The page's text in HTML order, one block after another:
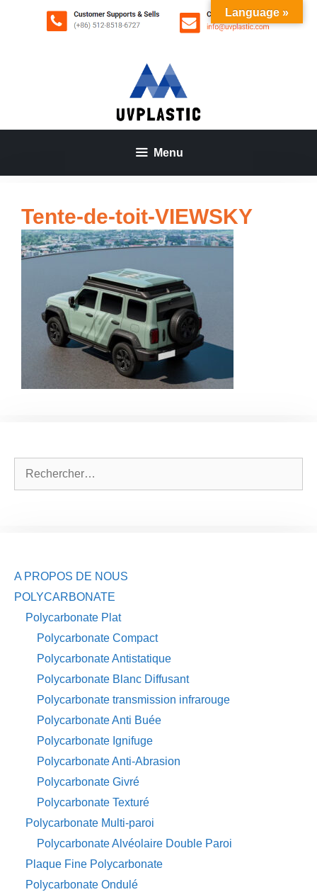
Menu
Tente-de-toit-VIEWSKY
A PROPOS DE NOUS
POLYCARBONATE
Polycarbonate Plat
Polycarbonate Compact
Polycarbonate Antistatique
Polycarbonate Blanc Diffusant
Polycarbonate transmission infrarouge
Polycarbonate Anti Buée
Polycarbonate Ignifuge
Polycarbonate Anti-Abrasion
Polycarbonate Givré
Polycarbonate Texturé
Polycarbonate Multi-paroi
Polycarbonate Alvéolaire Double Paroi
Plaque Fine Polycarbonate
Polycarbonate Ondulé
Language »